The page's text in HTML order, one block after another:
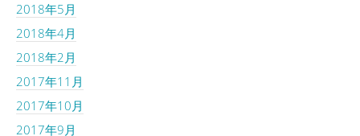
2018年5月
2018年4月
2018年2月
2017年11月
2017年10月
2017年9月